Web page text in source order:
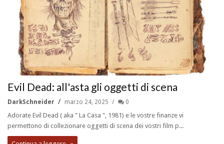
Evil Dead: all'asta gli oggetti di scena
DarkSchneider marzo 24, 2025 0
Adorate Evil Dead ( aka " La Casa ", 1981) e le vostre finanze vi
permettono di collezionare oggetti di scena dei vostri film p...